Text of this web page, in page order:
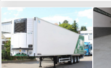
Gewicht
Breite
Fahrgestell/Federung